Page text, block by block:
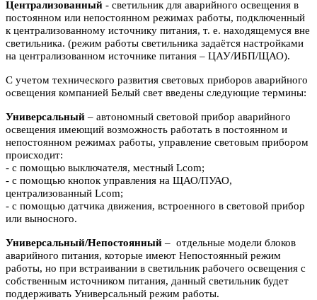
Централизованный - светильник для аварийного освещения в
постоянном или непостоянном режимах работы, подключенный
к централизованному источнику питания, т. е. находящемуся вне
светильника. (режим работы светильника задаётся настройками
на централизованном источнике питания – ЦАУ/ИБП/ЩАО).
С учетом технического развития световых приборов аварийного
освещения компанией Белый свет введены следующие термины:
Универсальный – автономный световой прибор аварийного
освещения имеющий возможность работать в постоянном и
непостоянном режимах работы, управление световым прибором
происходит:
- с помощью выключателя, местный Lcom;
- с помощью кнопок управления на ЩАО/ПУАО,
централизованный Lcom;
- с помощью датчика движения, встроенного в световой прибор
или выносного.
Универсальный/Непостоянный – отдельные модели блоков
аварийного питания, которые имеют Непостоянный режим
работы, но при встраивании в светильник рабочего освещения с
собственным источником питания, данный светильник будет
поддерживать Универсальный режим работы.